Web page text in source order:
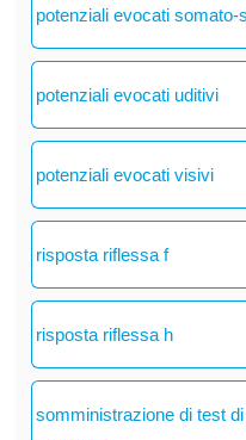
potenziali evocati somato-
potenziali evocati uditivi
potenziali evocati visivi
risposta riflessa f
risposta riflessa h
somministrazione di test